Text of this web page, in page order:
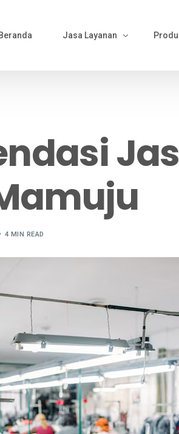
Beranda Jasa Layanan
Cutting
Jahit
Finishing
4 MIN READ